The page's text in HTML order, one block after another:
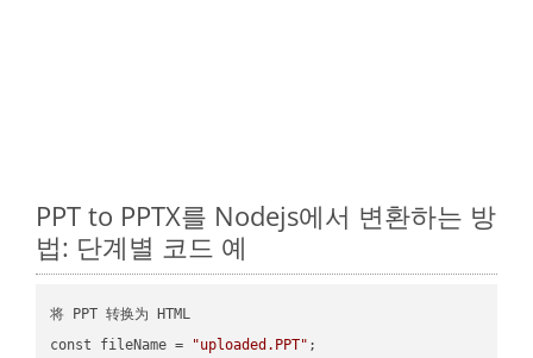
PPT to PPTX를 Nodejs에서 변환하는 방
법: 단계별 코드 예
将 PPT 转换为 HTML
const fileName =
"uploaded.PPT" ;